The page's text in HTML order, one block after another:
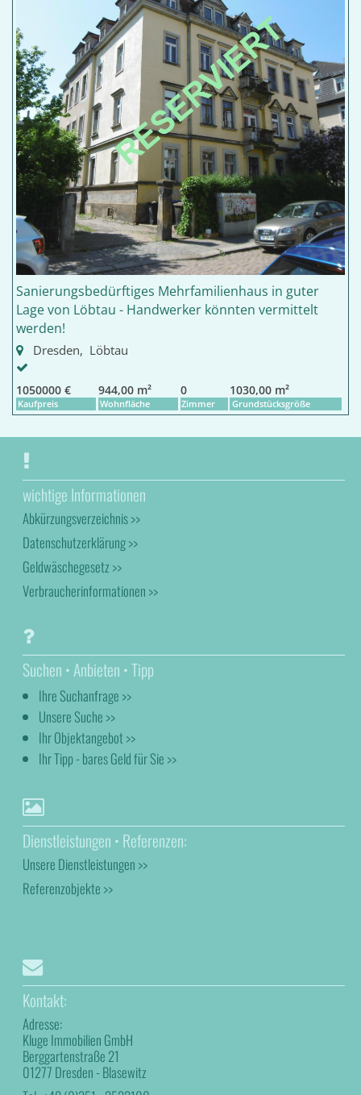
Sanierungsbedürftiges Mehrfamilienhaus in guter
Lage von Löbtau - Handwerker könnten vermittelt
werden!
Dresden, Löbtau
1050000 €
Kaufpreis
944,00 m²
Wohnfläche
0
Zimmer
1030,00 m²
Grundstücksgröße
wichtige Informationen
Abkürzungsverzeichnis >>
Datenschutzerklärung >>
Geldwäschegesetz >>
Verbraucherinformationen >>
Suchen • Anbieten • Tipp
Ihre Suchanfrage >>
Unsere Suche >>
Ihr Objektangebot >>
Ihr Tipp - bares Geld für Sie >>
Dienstleistungen • Referenzen:
Unsere Dienstleistungen >>
Referenzobjekte >>
Kontakt:
Adresse:
Kluge Immobilien GmbH
Berggartenstraße 21
01277 Dresden - Blasewitz